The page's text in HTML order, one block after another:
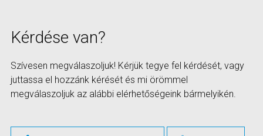
Kérdése van?
Szívesen megválaszoljuk! Kérjük tegye fel kérdését, vagy
juttassa el hozzánk kérését és mi örömmel
megválaszoljuk az alábbi elérhetőségeink bármelyikén.